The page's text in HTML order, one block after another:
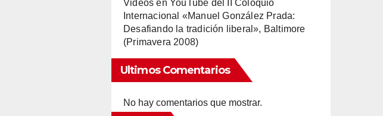
Videos en YouTube del II Coloquio
Internacional «Manuel González Prada:
Desafiando la tradición liberal», Baltimore
(Primavera 2008)
Ultimos Comentarios
No hay comentarios que mostrar.